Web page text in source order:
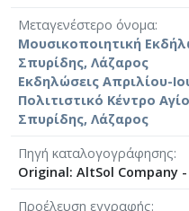
Μεταγενέστερο όνομα
Μουσικοποιητική
Σπυρίδης, Λάζαρος
Εκδηλώσεις Απριλίου-
Πολιτιστικό Κέντρο
Σπυρίδης, Λάζαρος
Πηγή καταλογογράφησης
Original: AltSol Company -
Προέλευση εγγραφής